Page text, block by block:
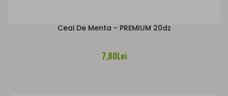
Ceai De Menta - PREMIUM 20dz
7,80Lei